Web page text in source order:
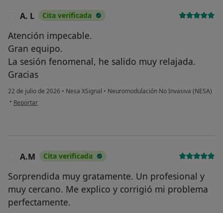
A. L Cita verificada
Atención impecable.
Gran equipo.
La sesión fenomenal, he salido muy relajada.
Gracias
22 de julio de 2026 • Nesa XSignal • Neuromodulación No Invasiva (NESA)
• en opinión del usuario A. L
Reportar
A.M Cita verificada
Sorprendida muy gratamente. Un profesional y
muy cercano. Me explico y corrigió mi problema
perfectamente.